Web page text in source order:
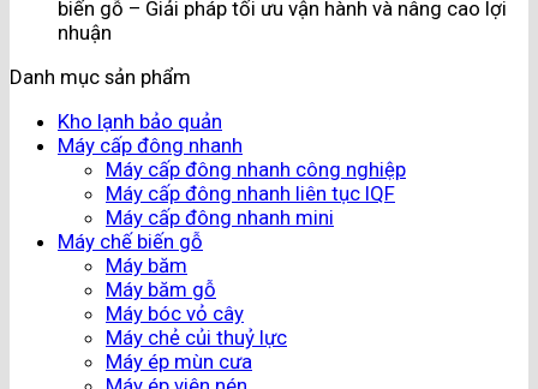
biến gỗ – Giải pháp tối ưu vận hành và nâng cao lợi
nhuận
Danh mục sản phẩm
Kho lạnh bảo quản
Máy cấp đông nhanh
Máy cấp đông nhanh công nghiệp
Máy cấp đông nhanh liên tục IQF
Máy cấp đông nhanh mini
Máy chế biến gỗ
Máy băm
Máy băm gỗ
Máy bóc vỏ cây
Máy chẻ củi thuỷ lực
Máy ép mùn cưa